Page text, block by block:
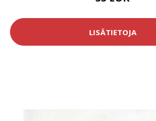
LISÄTIETOJA